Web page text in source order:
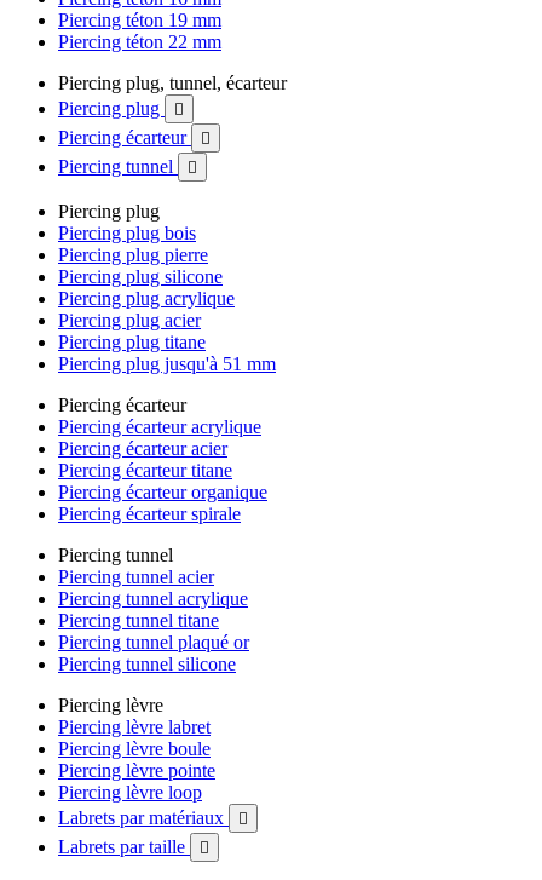
Piercing téton 19 mm
Piercing téton 22 mm
Piercing plug, tunnel, écarteur
Piercing plug

Piercing écarteur 
Piercing tunnel 
Piercing plug
Piercing plug bois
Piercing plug pierre
Piercing plug silicone
Piercing plug acrylique
Piercing plug acier
Piercing plug titane
Piercing plug jusqu'à 51 mm
Piercing écarteur
Piercing écarteur acrylique
Piercing écarteur acier
Piercing écarteur titane
Piercing écarteur organique
Piercing écarteur spirale
Piercing tunnel
Piercing tunnel acier
Piercing tunnel acrylique
Piercing tunnel titane
Piercing tunnel plaqué or
Piercing tunnel silicone
Piercing lèvre
Piercing lèvre labret
Piercing lèvre boule
Piercing lèvre pointe
Piercing lèvre loop
Labrets par matériaux

Labrets par taille 